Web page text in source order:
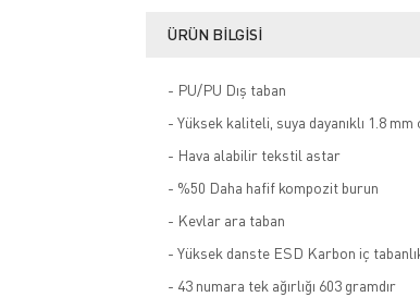
ÜRÜN BILGISI
- PU/PU Dış taban
- Yüksek kaliteli, suya dayanıklı 1.8
- Hava alabilir tekstil astar
- %50 Daha hafif kompozit burun
- Kevlar ara taban
- Yüksek danste ESD Karbon iç
- 43 numara tek ağırlığı 603 gramdır